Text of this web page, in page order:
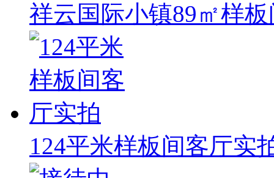
祥云国际小镇89㎡样
124平米样板间客厅实